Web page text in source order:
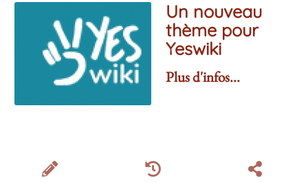
Un nouveau
thème pour
Yeswiki
Plus d'infos...